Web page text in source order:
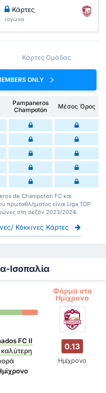
Κάρτες
/αγώνα
Κάρτες Ομάδας
ONLY
Pampaneros
Champotón
Μέσος Όρος
de Champotón FC και
πρωταθλήματος είναι Liga TDP
στη σεζόν 2023/2024.
Κόκκινες Κάρτες
Ισοπαλία
Φόρμα στο
Ημίχρονο
FC II
καλύτερη
0.13
Ημίχρονο